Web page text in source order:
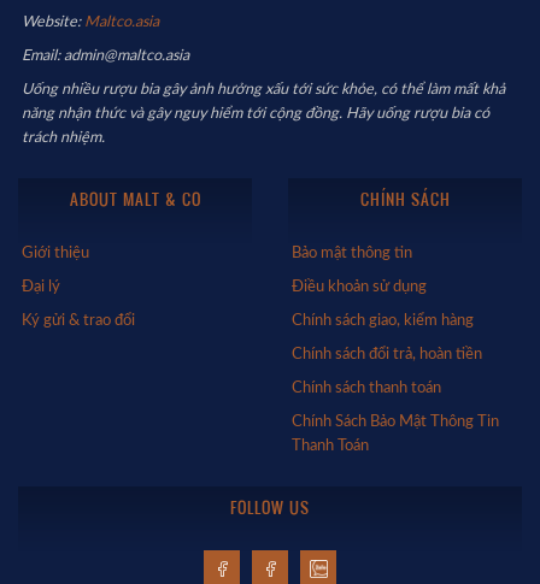
Website: Maltco.asia
Email: admin@maltco.asia
Uống nhiều rượu bia gây ảnh hưởng xấu tới sức khỏe, có thể làm mất khả
năng nhận thức và gây nguy hiểm tới cộng đồng. Hãy uống rượu bia có
trách nhiệm.
ABOUT MALT & CO
Giới thiệu
Đại lý
Ký gửi & trao đổi
CHÍNH SÁCH
Bảo mật thông tin
Điều khoản sử dụng
Chính sách giao, kiểm hàng
Chính sách đổi trả, hoàn tiền
Chính sách thanh toán
Chính Sách Bảo Mật Thông Tin
Thanh Toán
FOLLOW US